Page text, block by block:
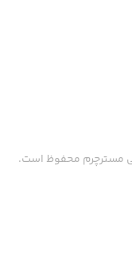
مسترچرم محفوظ است.